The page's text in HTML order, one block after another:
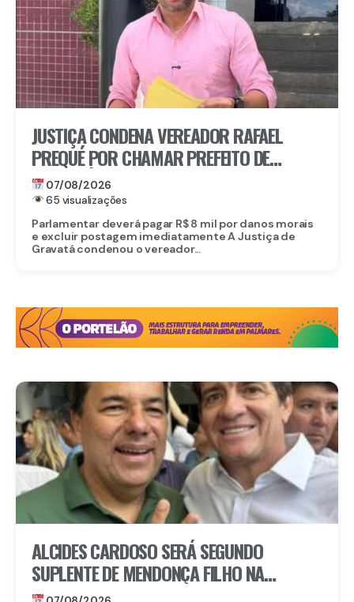
JUSTIÇA CONDENA VEREADOR RAFAEL
PREQUÉ POR CHAMAR PREFEITO DE
GRAVATÁ DE “LADRÃO” E REFORÇA:
IMUNIDADE PARLAMENTAR NÃO PROTEGE
CALÚNIA
07/08/2026
65 visualizações
Parlamentar deverá pagar R$ 8 mil por danos morais
e excluir postagem imediatamente A Justiça de
Gravatá condenou o vereador...
ALCIDES CARDOSO SERÁ SEGUNDO
SUPLENTE DE MENDONÇA FILHO NA
DISPUTA PELO SENADO